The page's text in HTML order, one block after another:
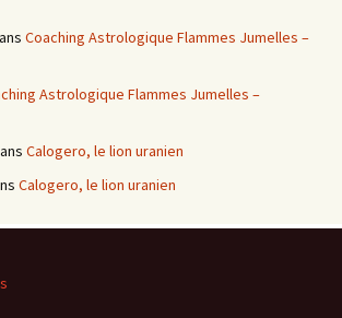
Coaching Astrologique Flammes Jumelles –
Astrologique Flammes Jumelles –
Calogero, le lion uranien
Calogero, le lion uranien